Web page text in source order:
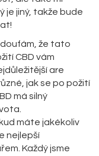
je jiný, takže bude
doufám, že tato
CBD vám
are
jak se po požití
má silný
máte jakékoliv
nejlepší
Každý jsme